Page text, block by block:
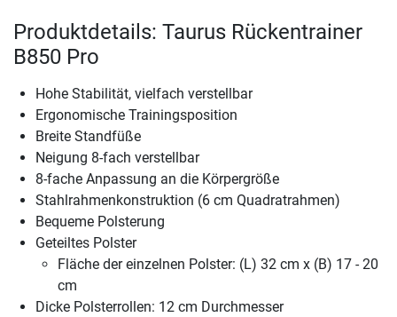
Produktdetails: Taurus Rückentrainer
B850 Pro
Hohe Stabilität, vielfach verstellbar
Ergonomische Trainingsposition
Breite Standfüße
Neigung 8-fach verstellbar
8-fache Anpassung an die Körpergröße
Stahlrahmenkonstruktion (6 cm Quadratrahmen)
Bequeme Polsterung
Geteiltes Polster
Fläche der einzelnen Polster: (L) 32 cm x (B) 17 - 20
cm
Dicke Polsterrollen: 12 cm Durchmesser